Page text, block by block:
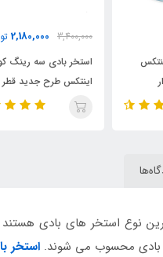
کودک
1,500,000
1,170,000
استخر بادی سه رینگ
قطر 86 طرح جدید
نوع استخر های بادی هستند
بادی محسوب می شوند. استخر